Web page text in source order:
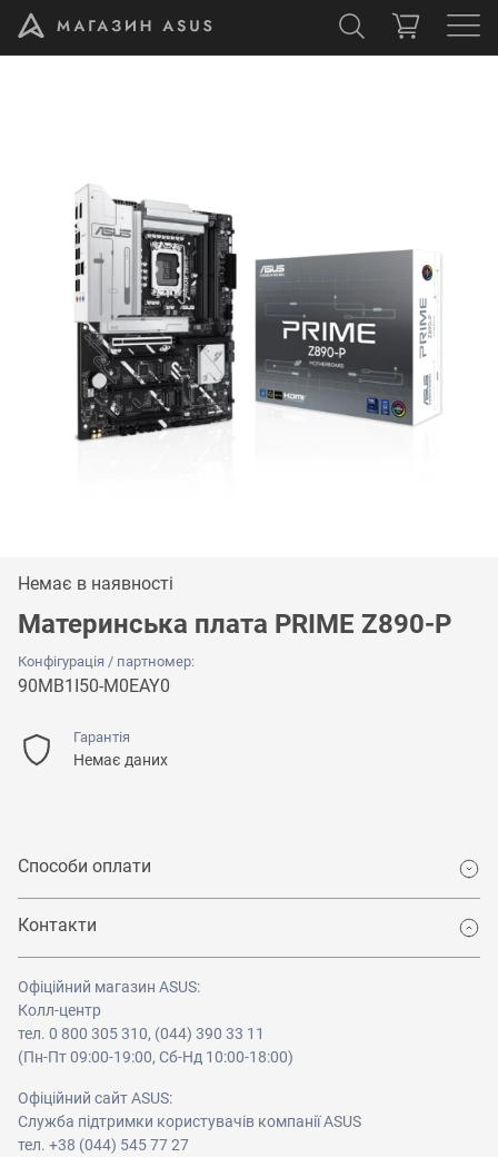
Немає в наявності
Материнська плата PRIME Z890-P
Конфігурація / партномер:
90MB1I50-M0EAY0
Гарантія
Немає даних
Способи оплати
Контакти
Офіційний магазин ASUS:
Колл-центр
тел. 0 800 305 310, (044) 390 33 11
(Пн-Пт 09:00-19:00, Сб-Нд 10:00-18:00)
Офіційний сайт ASUS:
Служба підтримки користувачів компанії ASUS
тел. +38 (044) 545 77 27